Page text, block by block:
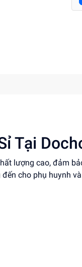
Tại
lượng cao, đảm
cho phụ huynh